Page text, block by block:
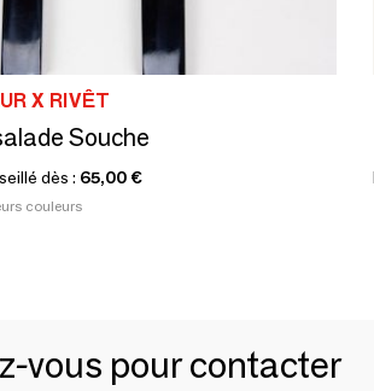
X RIVÊT
Souche
dès : 65,00 €
couleurs
vous pour contacter